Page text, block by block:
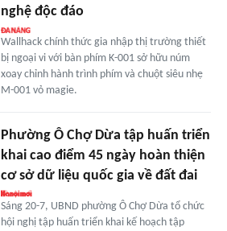
nghệ độc đáo
Wallhack chính thức gia nhập thị trường thiết
bị ngoại vi với bàn phím K-001 sở hữu núm
xoay chỉnh hành trình phím và chuột siêu nhẹ
M-001 vỏ magie.
Phường Ô Chợ Dừa tập huấn triển
khai cao điểm 45 ngày hoàn thiện
cơ sở dữ liệu quốc gia về đất đai
Sáng 20-7, UBND phường Ô Chợ Dừa tổ chức
hội nghị tập huấn triển khai kế hoạch tập